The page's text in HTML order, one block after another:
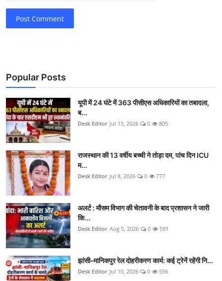
Post Comment
Popular Posts
यूपी में 24 घंटे में 363 पीसीएस अधिकारियों का तबादला,
ब...
Desk Editor Jul 13, 2026 0 805
राजस्थान की 13 वर्षीय बच्ची ने तोड़ा दम, पांच दिन ICU
म...
Desk Editor Jul 8, 2026 0 777
अलर्ट : मौसम विभाग की चेतावनी के बाद प्रशासन ने जारी
कि...
Desk Editor Aug 5, 2026 0 591
झांसी–मानिकपुर रेल दोहरीकरण कार्य: कई ट्रेनें रहेंगी नि...
Desk Editor Jul 10, 2026 0 556